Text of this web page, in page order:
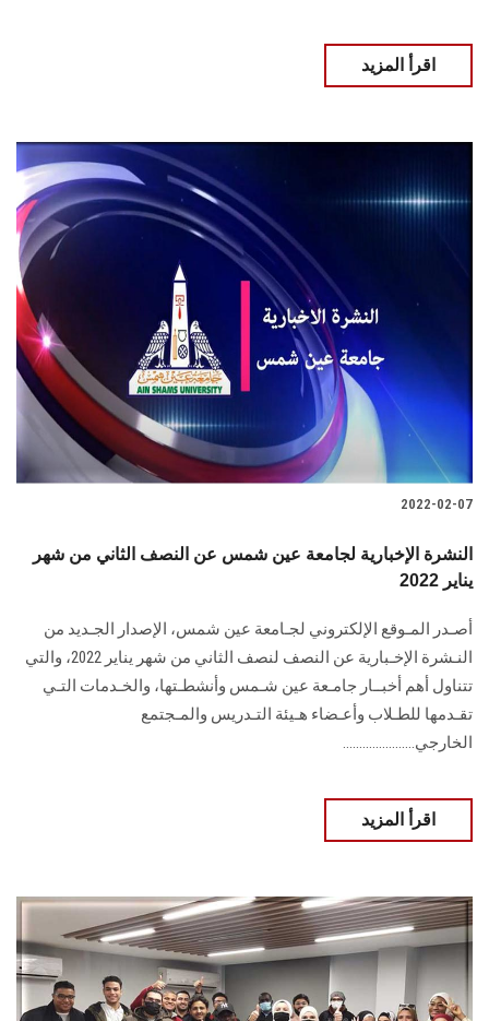
اقرأ المزيد
2022-02-07
النشرة الإخبارية لجامعة عين شمس عن النصف الثاني من شهر
يناير 2022
أصـدر المـوقع الإلكتروني لجـامعة عين شمس، الإصدار الجـديد من
النـشرة الإخـبارية عن النصف لنصف الثاني من شهر يناير 2022، والتي
تتناول أهم أخبــار جامـعة عين شـمس وأنشطـتها، والخـدمات التـي
تقـدمها للطـلاب وأعـضاء هـيئة التـدريس والمـجتمع
الخارجي......................
اقرأ المزيد